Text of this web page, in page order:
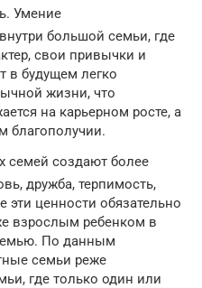
Умение
большой семьи, где
свои привычки и
в будущем легко
жизни, что
на карьерном росте, а
благополучии.
семей создают более
дружба, терпимость,
эти ценности обязательно
взрослым ребенком в
По данным
семьи реже
где только один или